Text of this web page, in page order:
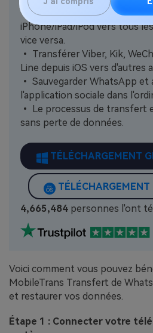
• Transférer des données
iPhone/iPad/iPod vers tous
vice versa.
• Transférer Viber, Kik,
Line depuis iOS vers d'autres
• Sauvegarder WhatsApp et
l'application sociale dans
• Le processus de transfert
sans perte de données.
TÉLÉCHARGEMENT
TÉLÉCHARGEMENT
4,665,484 personnes l'ont
Voici comment vous pouvez
MobileTrans Transfert de
et restaurer vos données.
Étape 1 : Connecter votre